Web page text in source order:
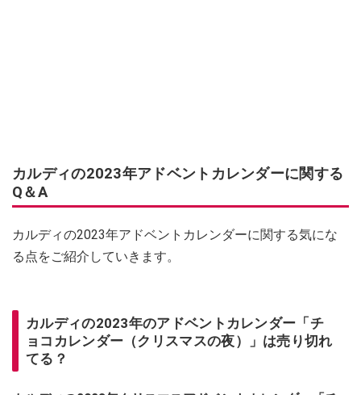
カルディの2023年アドベントカレンダーに関する
Q＆A
カルディの2023年アドベントカレンダーに関する気にな
る点をご紹介していきます。
カルディの2023年のアドベントカレンダー「チ
ョコカレンダー（クリスマスの夜）」は売り切れ
てる？